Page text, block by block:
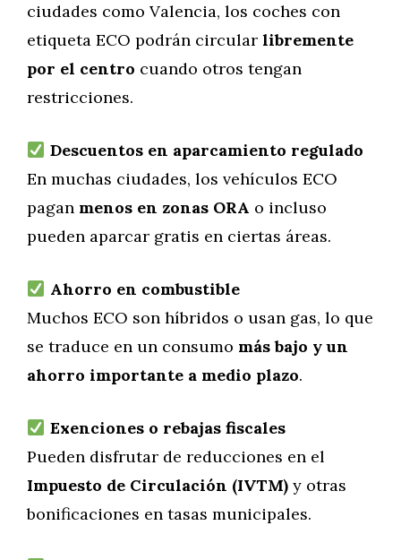
ciudades como Valencia, los coches con
etiqueta ECO podrán circular libremente
por el centro cuando otros tengan
restricciones.
Descuentos en aparcamiento regulado
En muchas ciudades, los vehículos ECO
pagan menos en zonas ORA o incluso
pueden aparcar gratis en ciertas áreas.
Ahorro en combustible
Muchos ECO son híbridos o usan gas, lo que
se traduce en un consumo más bajo y un
ahorro importante a medio plazo.
Exenciones o rebajas fiscales
Pueden disfrutar de reducciones en el
Impuesto de Circulación (IVTM) y otras
bonificaciones en tasas municipales.